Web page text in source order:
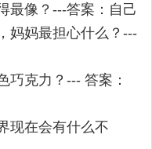
最像？---答案：自己
妈妈最担心什么？---
巧克力？--- 答案：
现在会有什么不